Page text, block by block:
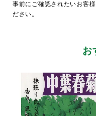
事前にご確認されたいお客
ださい。
お